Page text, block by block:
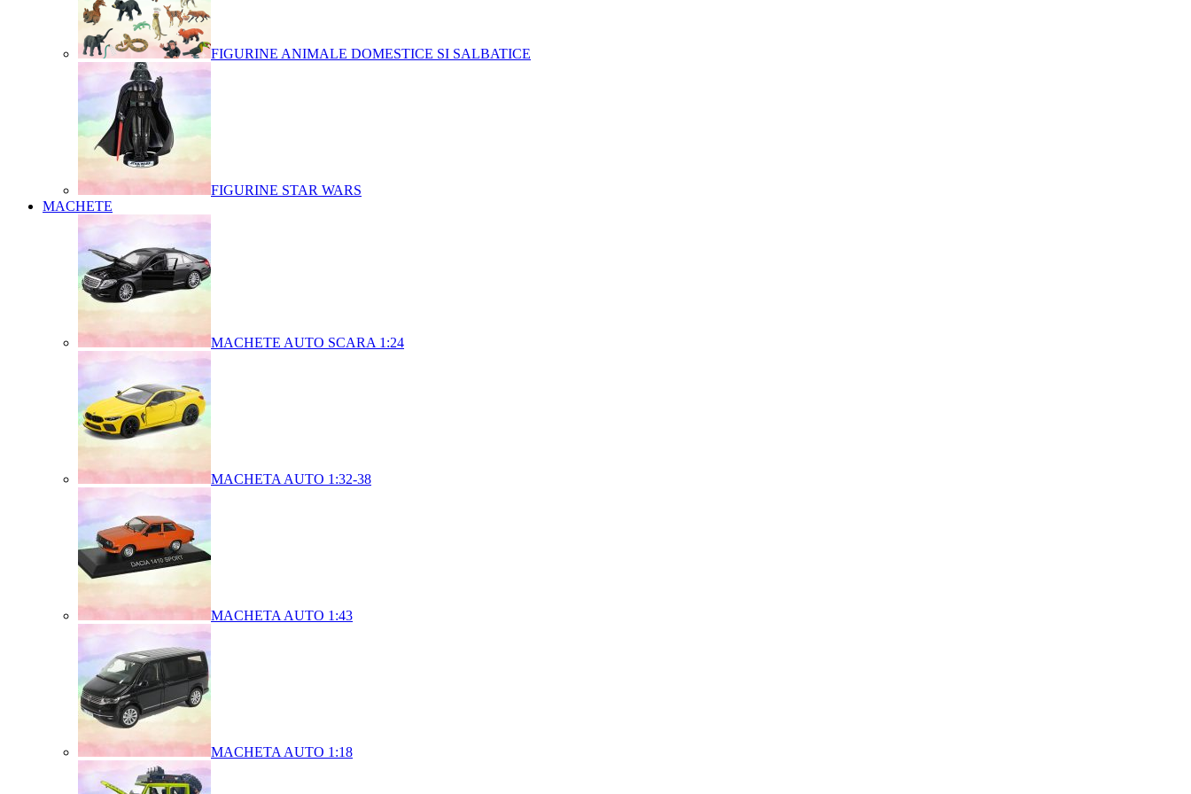
FIGURINE ANIMALE DOMESTICE SI SALBATICE
FIGURINE STAR WARS
MACHETE
MACHETE AUTO SCARA 1:24
MACHETA AUTO 1:32-38
MACHETA AUTO 1:43
MACHETA AUTO 1:18